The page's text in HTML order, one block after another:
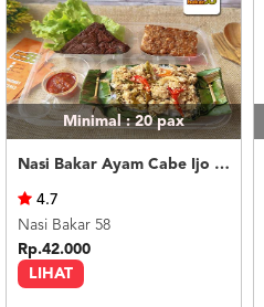
Minimal : 20pax
Nasi Bakar Ayam Cabe Ijo + Tahu Tempe
LIHAT
4.7
Nasi Bakar 58
Rp.42.000